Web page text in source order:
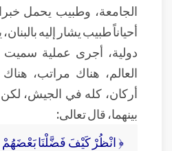
الجامعة، وطبيب يحمل
أحياناً طبيب يشار إليه
دولية، أجرى عملية
العالم، هناك مراتب،
أركان، كله في الجيش،
بينهما، قال تعالى:
﴿ انْظُرْ كَيْفَ فَضَّلْنَا